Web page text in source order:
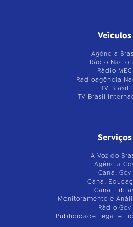
Veículos
Agência
Rádio
Rádio MEC
Radioagência
TV Brasil
TV Brasil
Serviços
A Voz do
Agência
Canal Gov
Canal
Canal
Monitoramento e
Rádio Gov
Publicidade Legal e